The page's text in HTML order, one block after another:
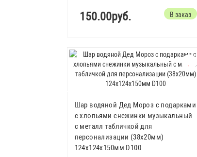
150.00руб. В заказ
Шар водяной Дед Мороз с подарками
с хлопьями снежинки музыкальный
с металл табличкой для
персонализации (38х20мм)
124x124x150мм D100